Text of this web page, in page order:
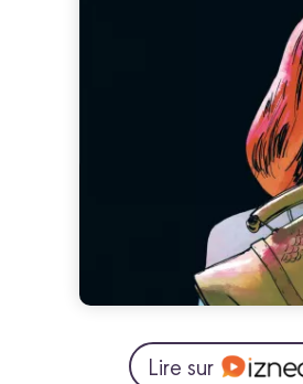
Lire sur